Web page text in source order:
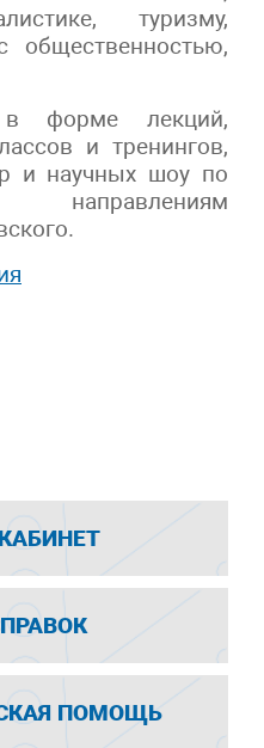
туризму,
в форме лекций,
и тренингов,
и научных шоу по
ПОМОЩЬ